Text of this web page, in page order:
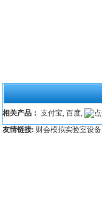
相关产品： 支付宝, 百度,
友情链接: 财会模拟实验室设备